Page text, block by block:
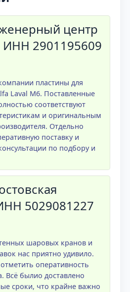
центр
ИНН 2901195609
пластины для
Laval M6. Поставленные
соответствуют
и оригинальным
Отдельно
поставку и
по подбору и
5029081227
шаровых кранов и
нас приятно удивило.
оперативность
Всё былио доставлено
сроки, что крайне важно